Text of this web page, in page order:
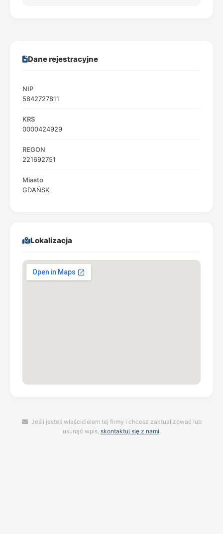
Dane rejestracyjne
NIP
5842727811
KRS
0000424929
REGON
221692751
Miasto
GDAŃSK
Lokalizacja
Jeśli jesteś właścicielem tej firmy i chcesz zaktualizować lub
usunąć wpis, skontaktuj się z nami.